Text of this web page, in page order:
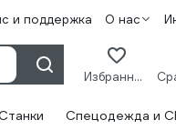
и поддержка О нас
Избранное
Спецодежда и